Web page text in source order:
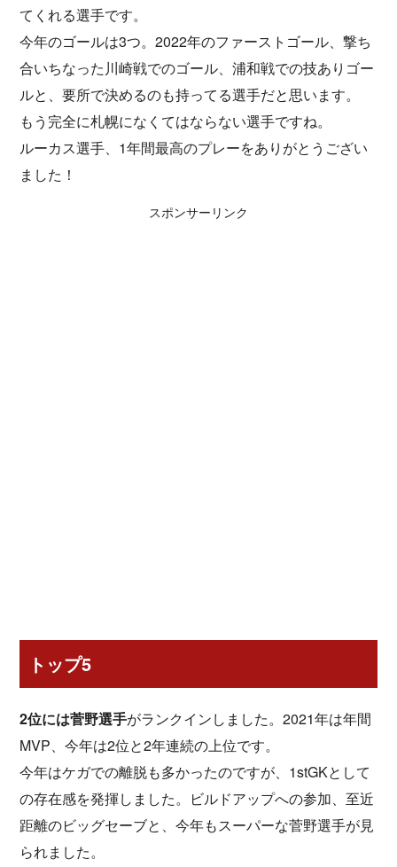
てくれる選手です。
今年のゴールは3つ。2022年のファーストゴール、撃ち
合いちなった川崎戦でのゴール、浦和戦での技ありゴー
ルと、要所で決めるのも持ってる選手だと思います。
もう完全に札幌になくてはならない選手ですね。
ルーカス選手、1年間最高のプレーをありがとうござい
ました！
スポンサーリンク
トップ5
2位には菅野選手がランクインしました。2021年は年間
MVP、今年は2位と2年連続の上位です。
今年はケガでの離脱も多かったのですが、1stGKとして
の存在感を発揮しました。ビルドアップへの参加、至近
距離のビッグセーブと、今年もスーパーな菅野選手が見
られました。